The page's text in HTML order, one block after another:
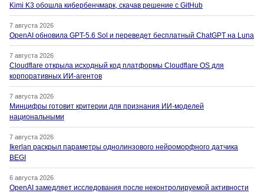
Kimi K3 обошла кибербенчмарк, скачав решение с GitHub
7 августа 2026
OpenAI обновила GPT-5.6 Sol и переведет бесплатный ChatGPT на Luna
7 августа 2026
Cloudflare открыла исходный код платформы Cloudflare OS для
корпоративных ИИ-агентов
7 августа 2026
Минцифры готовит критерии для признания ИИ-моделей
национальными
7 августа 2026
Ikerlan раскрыл параметры однолинзового нейроморфного датчика
BEGI
6 августа 2026
OpenAI замедляет исследования после неконтролируемой активности